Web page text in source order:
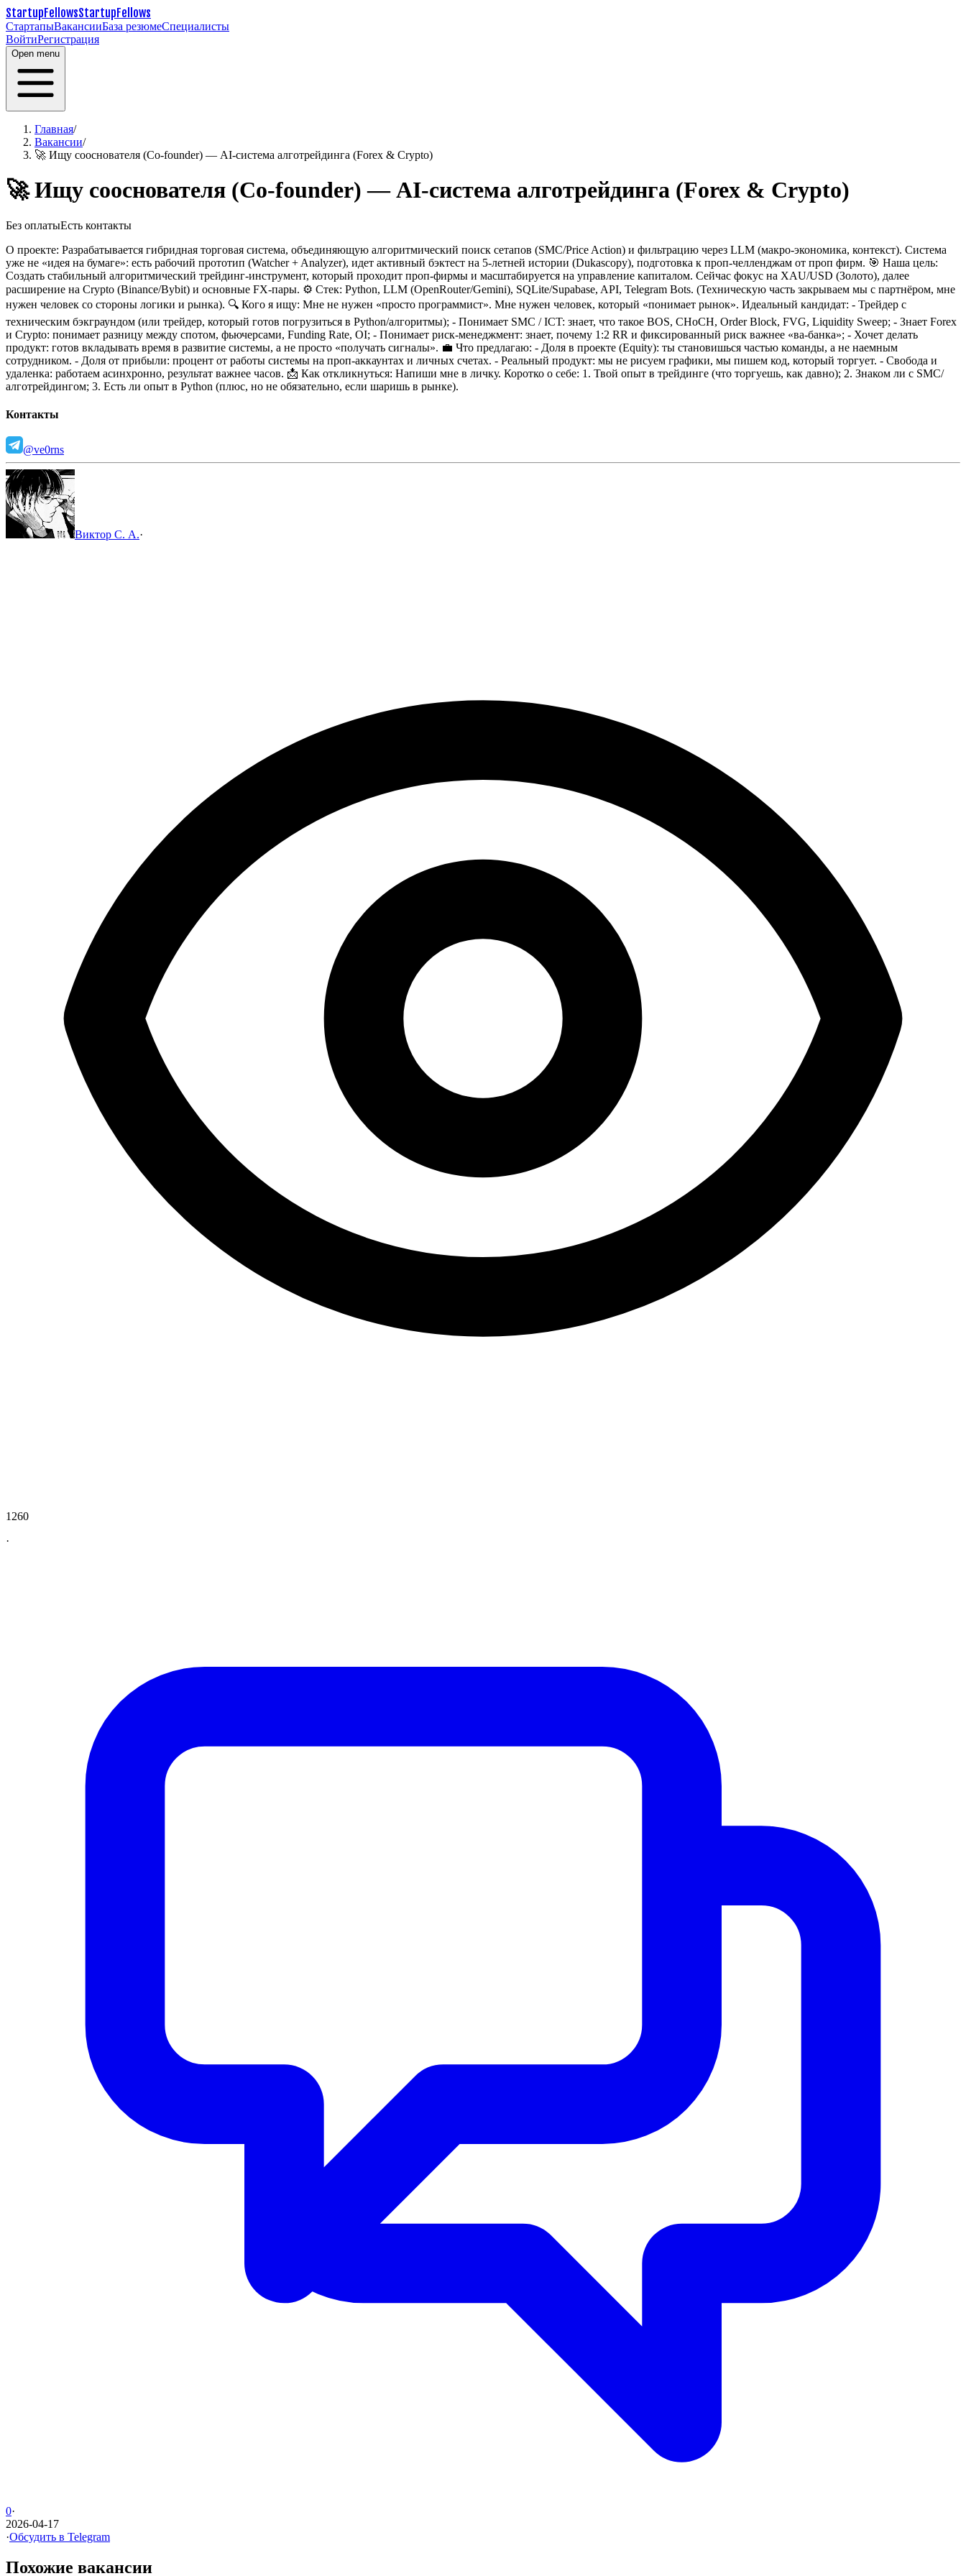
StartupFellowsStartupFellows
СтартапыВакансииБаза резюмеСпециалисты
ВойтиРегистрация
Open menu
Главная/
Вакансии/
🚀 Ищу сооснователя (Co-founder) — AI-система алготрейдинга (Forex & Crypto)
🚀 Ищу сооснователя (Co-founder) — AI-система алготрейдинга (Forex & Crypto)
Без оплатыЕсть контакты
О проекте: Разрабатывается гибридная торговая система, объединяющую алгоритмический поиск сетапов (SMC/Price Action) и фильтрацию через LLM (макро-экономика, контекст). Система
уже не «идея на бумаге»: есть рабочий прототип (Watcher + Analyzer), идет активный бэктест на 5-летней истории (Dukascopy), подготовка к проп-челленджам от проп фирм. 🎯 Наша цель:
Создать стабильный алгоритмический трейдинг-инструмент, который проходит проп-фирмы и масштабируется на управление капиталом. Сейчас фокус на XAU/USD (Золото), далее
расширение на Crypto (Binance/Bybit) и основные FX-пары. ⚙️ Стек: Python, LLM (OpenRouter/Gemini), SQLite/Supabase, API, Telegram Bots. (Техническую часть закрываем мы с партнёром, мне
нужен человек со стороны логики и рынка). 🔍 Кого я ищу: Мне не нужен «просто программист». Мне нужен человек, который «понимает рынок». Идеальный кандидат: - Трейдер с
техническим бэкграундом (или трейдер, который готов погрузиться в Python/алгоритмы); - Понимает SMC / ICT: знает, что такое BOS, CHoCH, Order Block, FVG, Liquidity Sweep; - Знает Forex
и Crypto: понимает разницу между спотом, фьючерсами, Funding Rate, OI; - Понимает риск-менеджмент: знает, почему 1:2 RR и фиксированный риск важнее «ва-банка»; - Хочет делать
продукт: готов вкладывать время в развитие системы, а не просто «получать сигналы». 💼 Что предлагаю: - Доля в проекте (Equity): ты становишься частью команды, а не наемным
сотрудником. - Доля от прибыли: процент от работы системы на проп-аккаунтах и личных счетах. - Реальный продукт: мы не рисуем графики, мы пишем код, который торгует. - Свобода и
удаленка: работаем асинхронно, результат важнее часов. 📩 Как откликнуться: Напиши мне в личку. Коротко о себе: 1. Твой опыт в трейдинге (что торгуешь, как давно); 2. Знаком ли с SMC/
алготрейдингом; 3. Есть ли опыт в Python (плюс, но не обязательно, если шаришь в рынке).
Контакты
@ve0rns
Виктор С. А.·
1260
·
0·
2026-04-17
·Обсудить в Telegram
Похожие вакансии